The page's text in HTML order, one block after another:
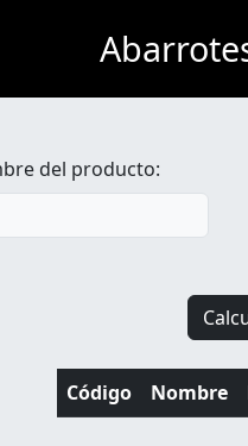
del producto:
Código Nombre